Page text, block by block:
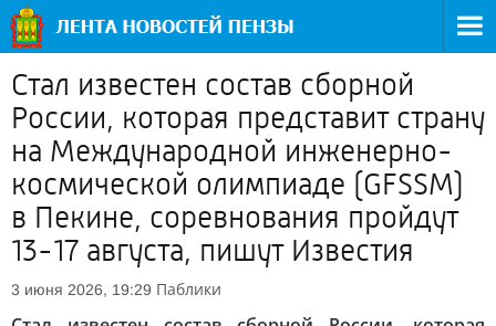
Стал известен состав сборной
России, которая представит страну
на Международной инженерно-
космической олимпиаде (GFSSM)
в Пекине, соревнования пройдут
13-17 августа, пишут Известия
3 июня 2026, 19:29 Паблики